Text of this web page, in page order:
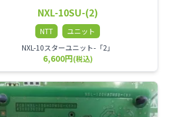
NXL-10SU-(2)
NTT
ユニット
NXL-10スターユニット-「2」
6,600円(税込)